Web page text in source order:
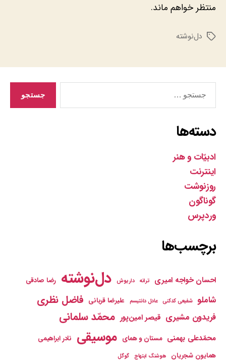
منتظر خواهم ماند.
برچسب‌ها
دل‌نوشته
دسته‌ها
ادبیّات و هنر
اینترنت
روزنوشت
گوناگون
وردپرس
برچسب‌ها
احسان خواجه امیری ترانه داریوش دل‌نوشته رضا صادقی
شاملو شفیعی کدکنی عادل دانتیسم علیرضا قربانی فاضل نظری
فریدون مشیری قیصر امین‌پور محمّد سلمانی
محمّدعلی بهمنی مستان و همای موسیقی نادر ابراهیمی
همایون شجریان
هوشنگ ابتهاج گوگل